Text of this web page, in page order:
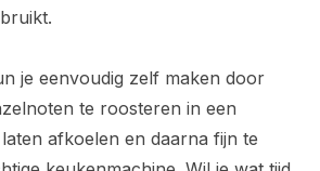
je eenvoudig zelf maken door
te roosteren in een
afkoelen en daarna fijn te